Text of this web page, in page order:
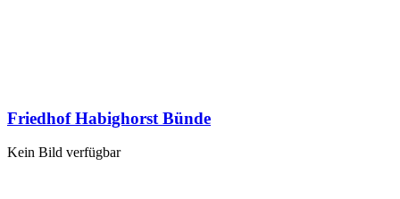
Friedhof Habighorst Bünde
Kein Bild verfügbar